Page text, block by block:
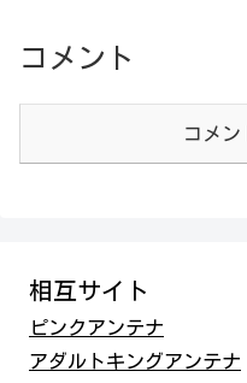
コメント
コメン
相互サイト
ピンクアンテナ
アダルトキングアンテナ